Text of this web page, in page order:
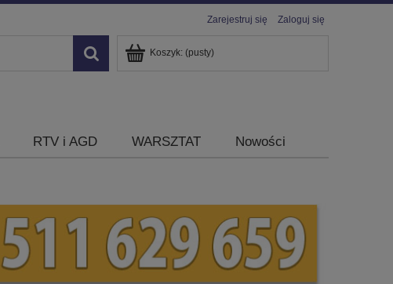
Zarejestruj się Zaloguj się
Koszyk: (pusty)
RTV i AGD WARSZTAT Nowości